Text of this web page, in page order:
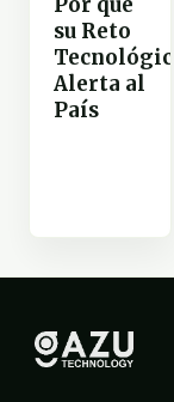
su Reto
Tecnológico
Alerta al
País